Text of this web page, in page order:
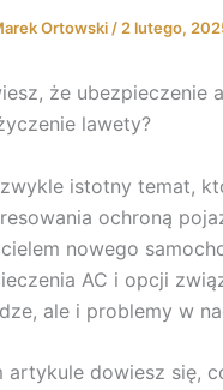
Ortowski / 2 lutego,
że ubezpieczenie
lawety?
istotny temat,
ochroną
nowego
AC i opcji
ale i problemy w
artykule dowiesz się,